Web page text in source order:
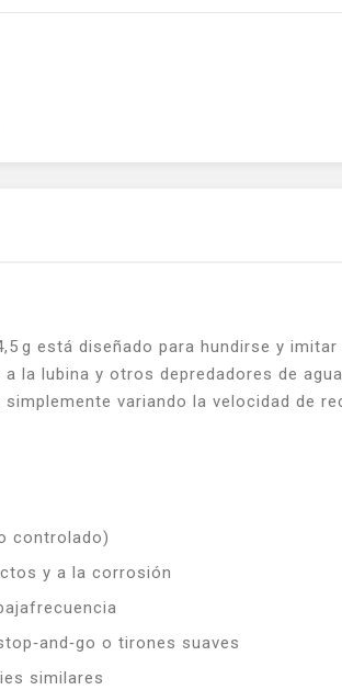
g está diseñado para hundirse y
la lubina y otros depredadores de
variando la velocidad de
controlado)
y a la corrosión
o tirones suaves
similares